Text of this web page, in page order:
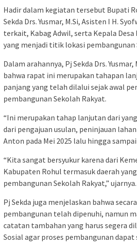
Hadir dalam kegiatan tersebut Bupati
Sekda Drs. Yusmar, M.Si, Asisten I H.
terkait, Kabag Adwil, serta Kepala Desa
yang menjadi titik lokasi pembangunan
Dalam arahannya, Pj Sekda Drs.
bahwa rapat ini merupakan tahapan
panjang yang telah dilalui sejak awal
pembangunan Sekolah Rakyat.
“Ini merupakan tahap lanjutan dari
dari pengajuan usulan, peninjauan
Anton pada Mei 2025 lalu hingga
“Kita sangat bersyukur karena dari
Kabupaten Rohul termasuk daerah
pembangunan Sekolah Rakyat,” ujarnya.
Pj Sekda juga menjelaskan bahwa
pembangunan telah dipenuhi, namun
catatan tambahan yang harus segera
Sosial agar proses pembangunan dapat